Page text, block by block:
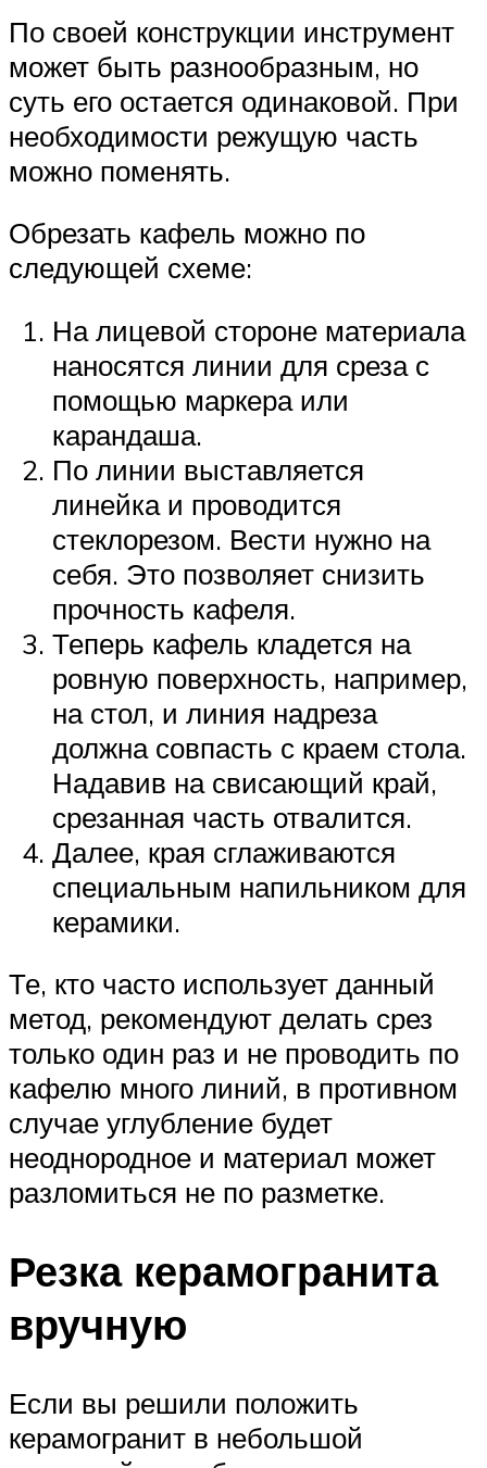
По своей конструкции инструмент
может быть разнообразным, но
суть его остается одинаковой. При
необходимости режущую часть
можно поменять.
Обрезать кафель можно по
следующей схеме:
На лицевой стороне материала
наносятся линии для среза с
помощью маркера или
карандаша.
По линии выставляется
линейка и проводится
стеклорезом. Вести нужно на
себя. Это позволяет снизить
прочность кафеля.
Теперь кафель кладется на
ровную поверхность, например,
на стол, и линия надреза
должна совпасть с краем стола.
Надавив на свисающий край,
срезанная часть отвалится.
Далее, края сглаживаются
специальным напильником для
керамики.
Те, кто часто использует данный
метод, рекомендуют делать срез
только один раз и не проводить по
кафелю много линий, в противном
случае углубление будет
неоднородное и материал может
разломиться не по разметке.
Резка керамогранита
вручную
Если вы решили положить
керамогранит в небольшой